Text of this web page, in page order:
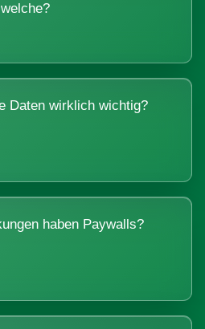
welche?
Daten wirklich wichtig?
haben Paywalls?